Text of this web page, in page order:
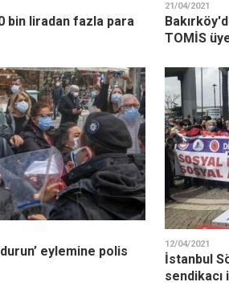
bin liradan fazla para
21/04/2021
TOMİS
eylemine polis
12/04/2021
İstanbul
sendikacı